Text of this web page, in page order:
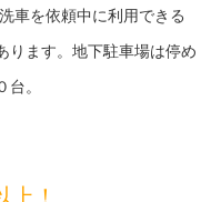
車を依頼中に利用できる
ります。地下駐車場は停め
。
！